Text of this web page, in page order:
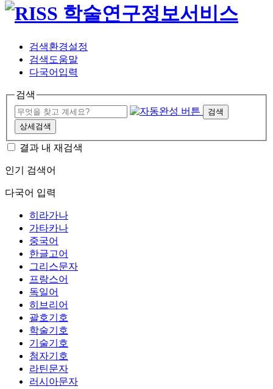
검색환경설정
검색도움말
다국어입력
검색
검색
상세검색
결과 내 재검색
인기 검색어
다국어 입력
히라가나
가타카나
중국어
한글고어
그리스문자
프랑스어
독일어
히브리어
괄호기호
학술기호
기술기호
첨자기호
라틴문자
러시아문자